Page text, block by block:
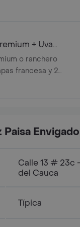
+ Uva
l
o ranchero
francesa y 2
elección. +
Envigado
Calle 13 # 23c
del Cauca
Típica